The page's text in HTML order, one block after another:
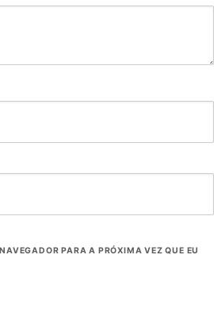
PARA A PRÓXIMA VEZ QUE EU